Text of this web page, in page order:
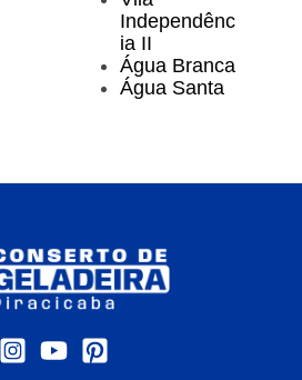
Independênc
ia II
Água Branca
Água Santa